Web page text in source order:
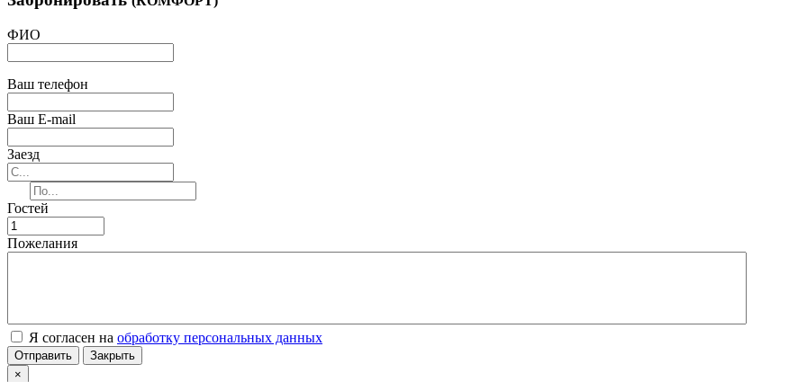
ФИО
Ваш телефон
Ваш E-mail
Заезд
Гостей
Пожелания
Я согласен на обработку персональных данных
Отправить
Закрыть
×